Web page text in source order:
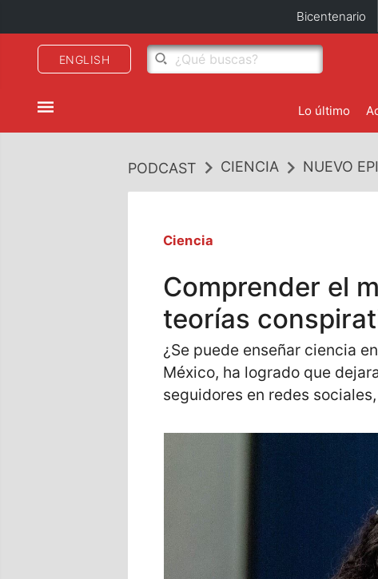
Bicentenario
ENGLISH
Lo último
PODCAST CIENCIA NUEVO
Ciencia
Comprender el
teorías
¿Se puede enseñar ciencia
México, ha logrado que
seguidores en redes